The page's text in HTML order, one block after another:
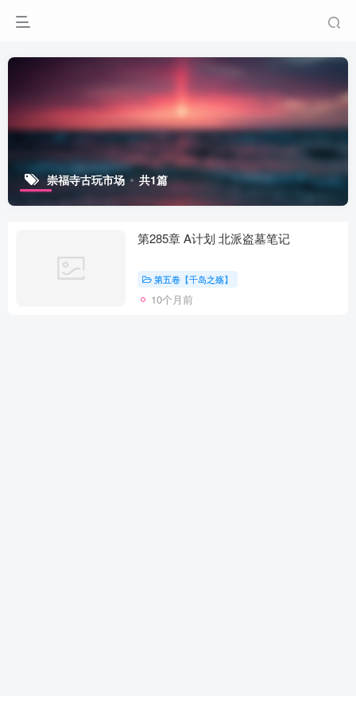
崇福寺古玩市场 共1篇
第285章 A计划 北派盗墓笔记
第五卷【千岛之殇】
10个月前